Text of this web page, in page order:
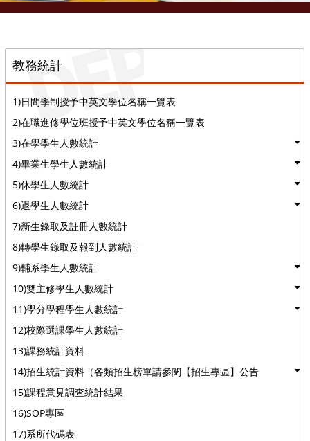
教務統計
1)日間學制授予中英文學位名稱一覽表
2)在職進修學位班授予中英文學位名稱一覽表
3)在學學生人數統計
4)畢業生學生人數統計
5)休學生人數統計
6)退學生人數統計
7)新生錄取及註冊人數統計
8)轉學生錄取及報到人數統計
9)輔系學生人數統計
10)雙主修學生人數統計
11)學分學程學生人數統計
12)校際選課學生人數統計
13)課務統計資料
14)招生統計資料（各類招生榜單請參閱【招生專區】公告
15)課程意見調查統計結果
16)SOP專區
17)系所代碼表